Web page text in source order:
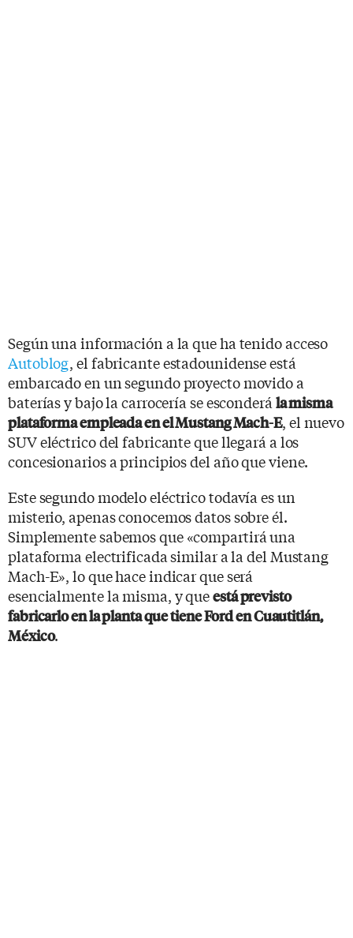
Según una información a la que ha tenido acceso
Autoblog, el fabricante estadounidense está
embarcado en un segundo proyecto movido a
baterías y bajo la carrocería se esconderá la misma
plataforma empleada en el Mustang Mach-E, el nuevo
SUV eléctrico del fabricante que llegará a los
concesionarios a principios del año que viene.
Este segundo modelo eléctrico todavía es un
misterio, apenas conocemos datos sobre él.
Simplemente sabemos que «compartirá una
plataforma electrificada similar a la del Mustang
Mach-E», lo que hace indicar que será
esencialmente la misma, y queestá previsto
fabricarlo en la planta que tiene Ford en Cuautitlán,
México.